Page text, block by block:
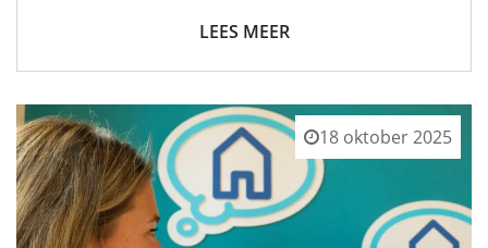
LEES MEER
18 oktober 2025